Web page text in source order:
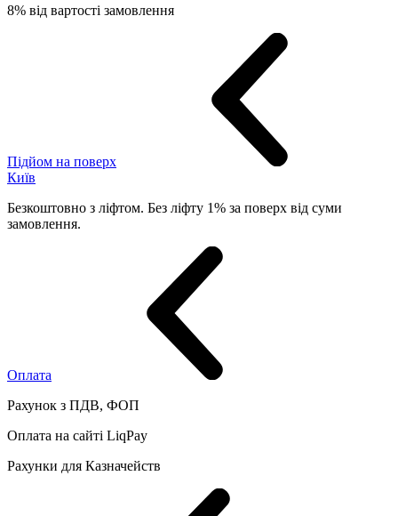
8% від вартості замовлення
Підйом на поверх
Київ
Безкоштовно з ліфтом. Без ліфту 1% за поверх від суми
замовлення.
Оплата
Рахунок з ПДВ, ФОП
Оплата на сайті LiqPay
Рахунки для Казначейств